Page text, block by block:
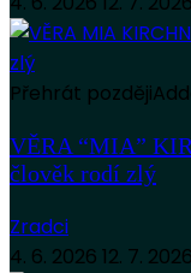
Přehrát později
VĚRA “MIA”
člověk rodí zlý
Zradci
4. 6. 2026 12. 7. 2026